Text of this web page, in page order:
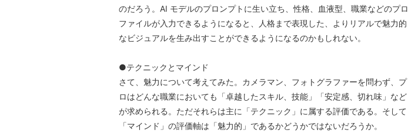
のだろう。AI モデルのプロンプトに生い立ち、性格、血液型、職業などのプロ
ファイルが入力できるようになると、人格まで表現した、よりリアルで魅力的
なビジュアルを生み出すことができるようになるのかもしれない。
●テクニックとマインド
さて、魅力について考えてみた。カメラマン、フォトグラファーを問わず、プ
ロはどんな職業においても「卓越したスキル、技能」「安定感、切れ味」など
が求められる。ただそれらは主に「テクニック」に属する評価である。そして
「マインド」の評価軸は「魅力的」であるかどうかではないだろうか。